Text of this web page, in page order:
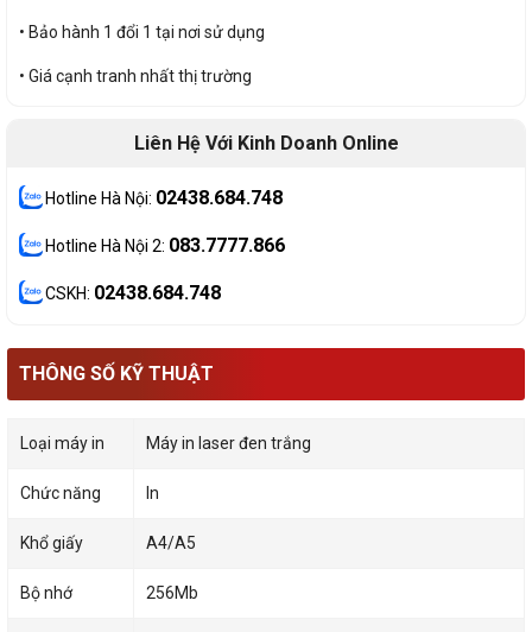
• Bảo hành 1 đổi 1 tại nơi sử dụng
• Giá cạnh tranh nhất thị trường
Liên Hệ Với Kinh Doanh Online
Hotline Hà Nội: 02438.684.748
Hotline Hà Nội 2: 083.7777.866
CSKH: 02438.684.748
THÔNG SỐ KỸ THUẬT
Loại máy in Máy in laser đen trắng
Chức năng In
Khổ giấy A4/A5
Bộ nhớ 256Mb